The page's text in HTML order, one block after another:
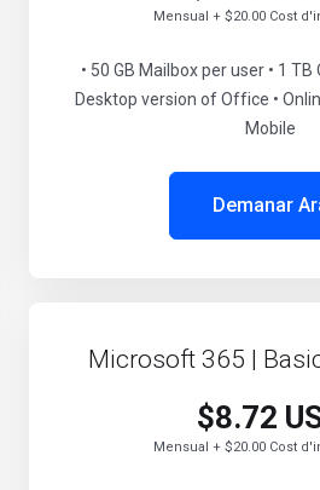
Mensual + $20.00 Cost
• 50 GB Mailbox per user • 1
Desktop version of Office •
Mobile
Demanar
Microsoft 365 |
$8.72
Mensual + $20.00 Cost